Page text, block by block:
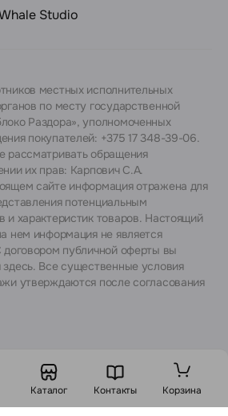
Studio
местных исполнительных
по месту государственной
Раздора», уполномоченных
покупателей: +375 17 348-39-06.
рассматривать обращения
их прав: Карпович С.А.
сайте информация отражена для
потенциальным
и характеристик товаров. Настоящий
нем информация не является
публичной оферты вы
здесь. Все существенные условия
утверждаются после согласования
Каталог Контакты Корзина